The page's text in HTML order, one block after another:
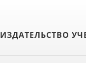
ИЗДАТЕЛЬСТВО